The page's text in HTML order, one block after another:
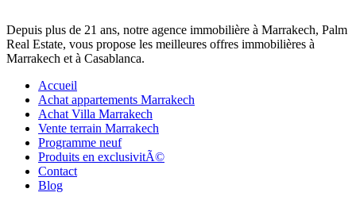
Depuis plus de 21 ans, notre agence immobilière à Marrakech, Palm
Real Estate, vous propose les meilleures offres immobilières à
Marrakech et à Casablanca.
Accueil
Achat appartements Marrakech
Achat Villa Marrakech
Vente terrain Marrakech
Programme neuf
Produits en exclusivitÃ©
Contact
Blog